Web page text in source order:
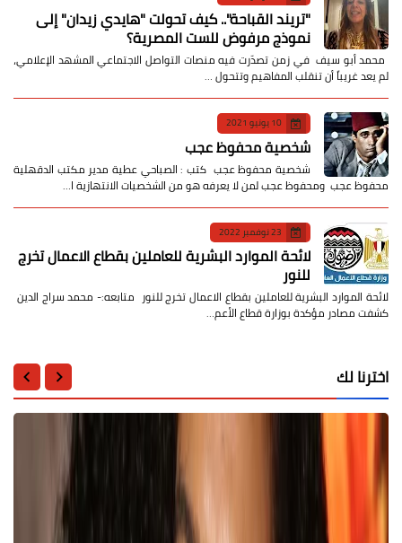
​"تريند القباحة".. كيف تحولت "هايدي زيدان" إلى
نموذج مرفوض للست المصرية؟
​ محمد أبو سيف ​في زمن تصدّرت فيه منصات التواصل الاجتماعي المشهد الإعلامي،
لم يعد غريباً أن تنقلب المفاهيم وتتحول …
10 يونيو 2021
شخصية محفوظ عجب
شخصية محفوظ عجب كتب : الصباحي عطية مدير مكتب الدقهلية
محفوظ عجب ومحفوظ عجب لمن لا يعرفه هو من الشخصيات الانتهازية ا…
23 نوفمبر 2022
لائحة الموارد البشرية للعاملين بقطاع الاعمال تخرج
للنور
لائحة الموارد البشرية للعاملين بقطاع الاعمال تخرج للنور متابعه:- محمد سراج الدين
كشفت مصادر مؤكدة بوزارة قطاع الأعم…
اخترنا لك